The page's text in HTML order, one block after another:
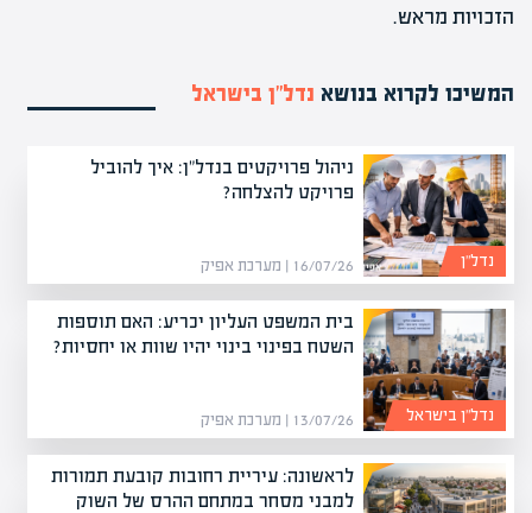
הזכויות מראש.
המשיכו לקרוא בנושא נדל”ן בישראל
ניהול פרויקטים בנדל"ן: איך להוביל
פרויקט להצלחה?
16/07/26 | מערכת אפיק נדל”ן
בית המשפט העליון יכריע: האם תוספות
השטח בפינוי בינוי יהיו שוות או יחסיות?
13/07/26 | מערכת אפיק נדל”ן בישראל
לראשונה: עיריית רחובות קובעת תמורות
למבני מסחר במתחם ההרס של השוק